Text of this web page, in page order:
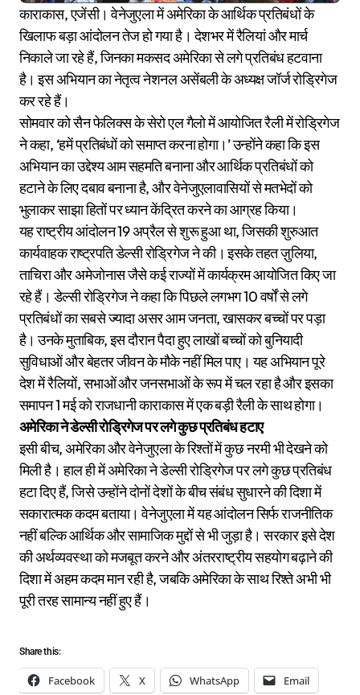
काराकास, एजेंसी। वेनेजुएला में अमेरिका के आर्थिक प्रतिबंधों के
खिलाफ बड़ा आंदोलन तेज हो गया है। देशभर में रैलियां और मार्च
निकाले जा रहे हैं, जिनका मकसद अमेरिका से लगे प्रतिबंध हटवाना
है। इस अभियान का नेतृत्व नेशनल असेंबली के अध्यक्ष जॉर्ज रोड्रिगेज
कर रहे हैं।
सोमवार को सैन फेलिक्स के सेरो एल गैलो में आयोजित रैली में रोड्रिगेज
ने कहा, ‘हमें प्रतिबंधों को समाप्त करना होगा।’ उन्होंने कहा कि इस
अभियान का उद्देश्य आम सहमति बनाना और आर्थिक प्रतिबंधों को
हटाने के लिए दबाव बनाना है, और वेनेजुएलावासियों से मतभेदों को
भुलाकर साझा हितों पर ध्यान केंद्रित करने का आग्रह किया।
यह राष्ट्रीय आंदोलन 19 अप्रैल से शुरू हुआ था, जिसकी शुरुआत
कार्यवाहक राष्ट्रपति डेल्सी रोड्रिगेज ने की। इसके तहत ज़ुलिया,
ताचिरा और अमेजोनास जैसे कई राज्यों में कार्यक्रम आयोजित किए जा
रहे हैं। डेल्सी रोड्रिगेज ने कहा कि पिछले लगभग 10 वर्षों से लगे
प्रतिबंधों का सबसे ज्यादा असर आम जनता, खासकर बच्चों पर पड़ा
है। उनके मुताबिक, इस दौरान पैदा हुए लाखों बच्चों को बुनियादी
सुविधाओं और बेहतर जीवन के मौके नहीं मिल पाए। यह अभियान पूरे
देश में रैलियों, सभाओं और जनसभाओं के रूप में चल रहा है और इसका
समापन 1 मई को राजधानी काराकास में एक बड़ी रैली के साथ होगा।
अमेरिका ने डेल्सी रोड्रिगेज पर लगे कुछ प्रतिबंध हटाए
इसी बीच, अमेरिका और वेनेजुएला के रिश्तों में कुछ नरमी भी देखने को
मिली है। हाल ही में अमेरिका ने डेल्सी रोड्रिगेज पर लगे कुछ प्रतिबंध
हटा दिए हैं, जिसे उन्होंने दोनों देशों के बीच संबंध सुधारने की दिशा में
सकारात्मक कदम बताया। वेनेजुएला में यह आंदोलन सिर्फ राजनीतिक
नहीं बल्कि आर्थिक और सामाजिक मुद्दों से भी जुड़ा है। सरकार इसे देश
की अर्थव्यवस्था को मजबूत करने और अंतरराष्ट्रीय सहयोग बढ़ाने की
दिशा में अहम कदम मान रही है, जबकि अमेरिका के साथ रिश्ते अभी भी
पूरी तरह सामान्य नहीं हुए हैं।
Share this:
Facebook X WhatsApp Email